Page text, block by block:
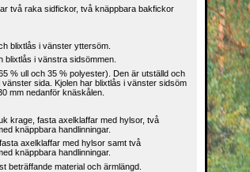
två raka sidfickor, två knäppbara bakfickor
blixtlås i vänster yttersöm.
i vänstra sidsömmen.
% ull och 35 % polyester). Den är utställd och
sida. Kjolen har blixtlås i vänster sidsöm
mm nedanför knäskålen.
krage, fasta axelklaffar med hylsor, två
knäppbara handlinningar.
axelklaffar med hylsor samt två
knäppbara handlinningar.
beträffande material och ärmlängd.